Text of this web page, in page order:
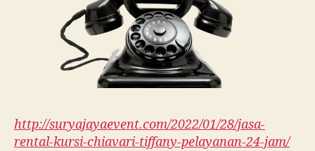
http://suryajayaevent.com/2022/01/28/jasa-
rental-kursi-chiavari-tiffany-pelayanan-24-jam/